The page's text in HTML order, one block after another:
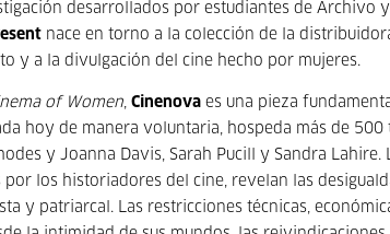
desarrollados por estudiantes de Archivo y
nace en torno a la colección de la
y a la divulgación del cine hecho por mujeres.
of Women, Cinenova es una pieza
hoy de manera voluntaria, hospeda más de 500
y Joanna Davis, Sarah Pucill y Sandra Lahire.
los historiadores del cine, revelan las
y patriarcal. Las restricciones técnicas,